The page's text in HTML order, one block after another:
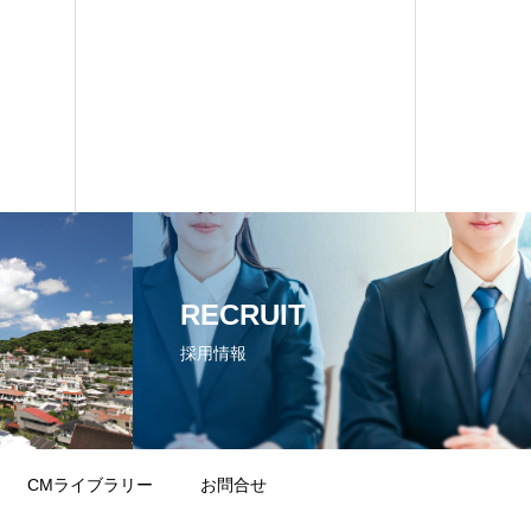
RECRUIT
採用情報
CMライブラリー お問合せ